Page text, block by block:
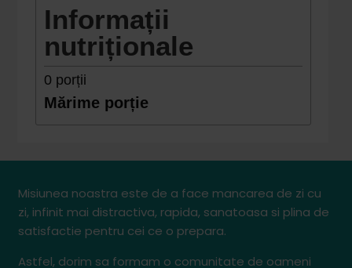
Informații
nutriționale
0 porții
Mărime porție
Misiunea noastra este de a face mancarea de zi cu
zi, infinit mai distractiva, rapida, sanatoasa si plina de
satisfactie pentru cei ce o prepara.
Astfel, dorim sa formam o comunitate de oameni